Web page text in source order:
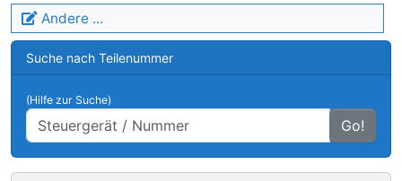
Andere ...
Suche nach Teilenummer
(Hilfe zur Suche)
Go!